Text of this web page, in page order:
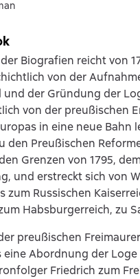
Biografien reicht von
von der
und der Gründung der
von der preußischen
in eine neue Bahn
den Preußischen
Grenzen von 1795,
und erstreckt sich von
zum Russischen
Habsburgerreich, zu
preußischen
eine Abordnung der
Friedrich zum